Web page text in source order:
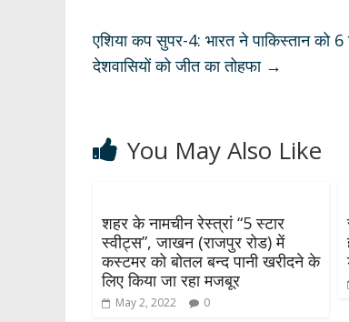
एशिया कप सुपर-4: भारत ने पाकिस्तान को
देशवासियों को जीत का तोहफा →
You May Also Like
शहर के नामचीन रेस्त्रां “5 स्टार
स्वीट्स”, जाखन (राजपुर रोड) में
कस्टमर को बोतल बन्द पानी खरीदने के
लिए किया जा रहा मजबूर
May 2, 2022 0